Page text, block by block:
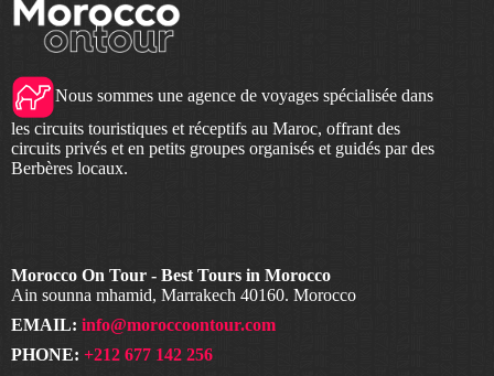
Nous sommes une agence de voyages spécialisée dans
les circuits touristiques et réceptifs au Maroc, offrant des
circuits privés et en petits groupes organisés et guidés par des
Berbères locaux.
Morocco On Tour - Best Tours in Morocco
Ain sounna mhamid, Marrakech 40160. Morocco
EMAIL: info@moroccoontour.com
PHONE: +212 677 142 256